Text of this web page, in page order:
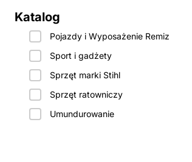
Katalog
Pojazdy i Wyposażenie Remiz
Sport i gadżety
Sprzęt marki Stihl
Sprzęt ratowniczy
Umundurowanie